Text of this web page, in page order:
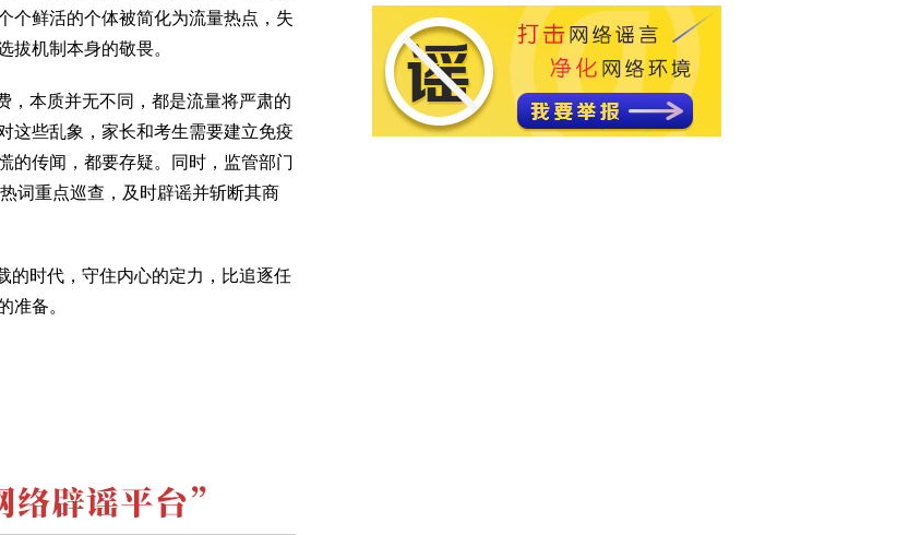
个鲜活的个体被简化为流量热点，失
机制本身的敬畏。
，本质并无不同，都是流量将严肃的
这些乱象，家长和考生需要建立免疫
的传闻，都要存疑。同时，监管部门
词重点巡查，及时辟谣并斩断其商
的时代，守住内心的定力，比追逐任
备。